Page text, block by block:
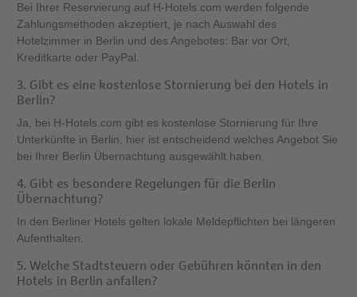
Bei Ihrer Reservierung auf H-Hotels.com werden folgende
Zahlungsmethoden akzeptiert, je nach Auswahl des
Hotelzimmer in Berlin und des Angebotes: Bar vor Ort,
Kreditkarte oder PayPal.
3. Gibt es eine kostenlose Stornierung bei den Hotels in
Berlin?
Ja, bei H-Hotels.com gibt es kostenlose Stornierung für Ihre
Unterkünfte in Berlin, hier ist entscheidend welches Angebot Sie
bei Ihrer Berlin Übernachtung ausgewählt haben.
4. Gibt es besondere Regelungen für die Berlin
Übernachtung?
In den Berliner Hotels gelten lokale Meldepflichten bei längeren
Aufenthalten.
5. Welche Stadtsteuern oder Gebühren könnten in den
Hotels in Berlin anfallen?